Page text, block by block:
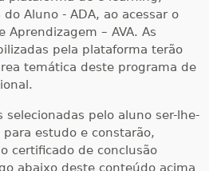
Aluno - ADA, ao acessar o
Aprendizagem – AVA. As
pela plataforma terão
temática deste programa de
selecionadas pelo aluno ser-lhe-
estudo e constarão,
certificado de conclusão
abaixo deste conteúdo acima